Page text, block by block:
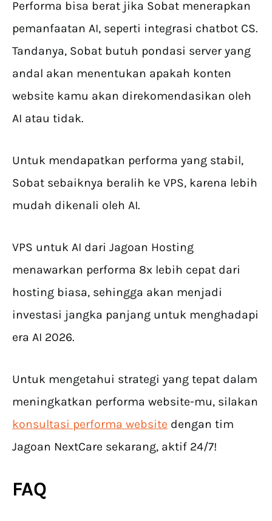
Performa bisa berat jika Sobat menerapkan
pemanfaatan AI, seperti integrasi chatbot CS.
Tandanya, Sobat butuh pondasi server yang
andal akan menentukan apakah konten
website kamu akan direkomendasikan oleh
AI atau tidak.
Untuk mendapatkan performa yang stabil,
Sobat sebaiknya beralih ke VPS, karena lebih
mudah dikenali oleh AI.
VPS untuk AI dari Jagoan Hosting
menawarkan performa 8x lebih cepat dari
hosting biasa, sehingga akan menjadi
investasi jangka panjang untuk menghadapi
era AI 2026.
Untuk mengetahui strategi yang tepat dalam
meningkatkan performa website-mu, silakan
konsultasi performa website dengan tim
Jagoan NextCare sekarang, aktif 24/7!
FAQ